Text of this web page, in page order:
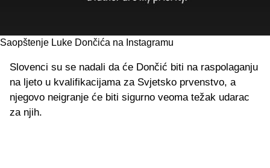
Saopštenje Luke Dončića na Instagramu
Slovenci su se nadali da će Dončić biti na raspolaganju
na ljeto u kvalifikacijama za Svjetsko prvenstvo, a
njegovo neigranje će biti sigurno veoma težak udarac
za njih.